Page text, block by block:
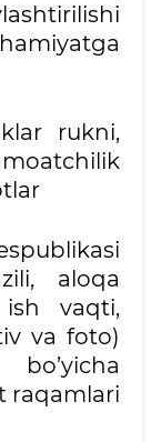
rukni,
aloqa
vaqti,
va foto)
raqamlari